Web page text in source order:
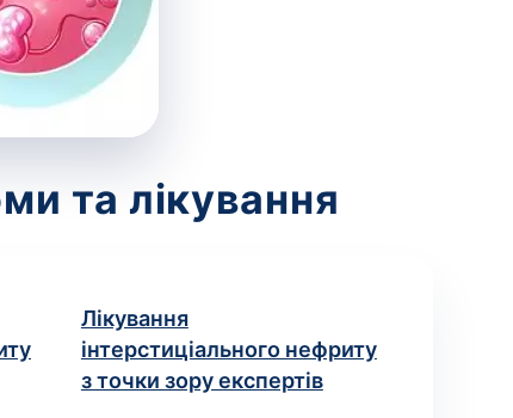
та лікування
Лікування
інтерстиціального нефриту
з точки зору експертів